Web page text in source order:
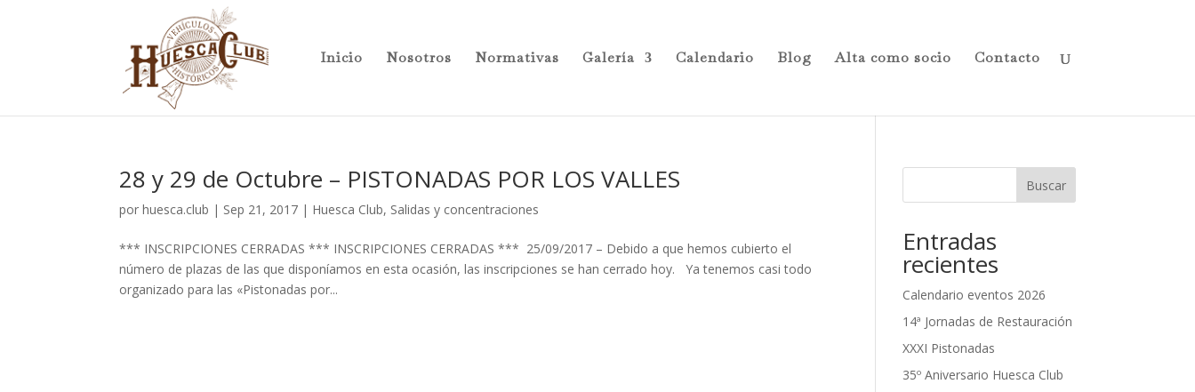
Inicio Nosotros Normativas Galería Calendario Blog Alta como socio Contacto
28 y 29 de Octubre – PISTONADAS POR LOS VALLES
porhuesca.club | Sep 21, 2017 | Huesca Club, Salidas y concentraciones
*** INSCRIPCIONES CERRADAS *** INSCRIPCIONES CERRADAS *** 25/09/2017 – Debido a que hemos cubierto el
número de plazas de las que disponíamos en esta ocasión, las inscripciones se han cerrado hoy. Ya tenemos casi todo
organizado para las «Pistonadas por...
Buscar
Entradas
recientes
Calendario eventos 2026
14ª Jornadas de Restauración
XXXI Pistonadas
35º Aniversario Huesca Club